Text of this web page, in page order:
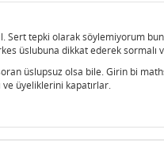
Sert tepki olarak söylemiyorum
üslubuna dikkat ederek sormalı
üslupsuz olsa bile. Girin bi
üyeliklerini kapatırlar.